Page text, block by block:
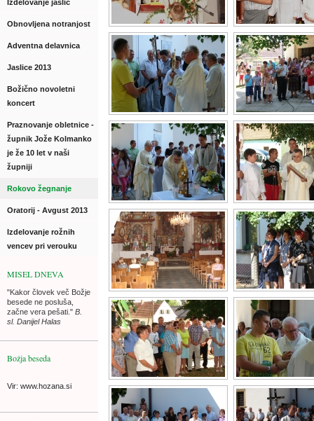
Izdelovanje jaslic
Obnovljena notranjost
Adventna delavnica
Jaslice 2013
Božično novoletni
koncert
Praznovanje obletnice -
župnik Jože Kolmanko
je že 10 let v naši
župniji
Rokovo žegnanje
Oratorij - Avgust 2013
Izdelovanje rožnih
vencev pri verouku
MISEL DNEVA
"Kakor človek več Božje
besede ne posluša,
začne vera pešati." B.
sl. Danijel Halas
Božja beseda
Vir: www.hozana.si